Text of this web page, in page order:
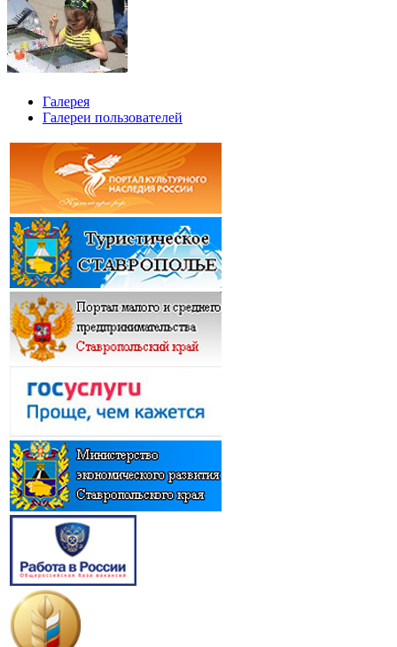
Галерея
Галереи пользователей